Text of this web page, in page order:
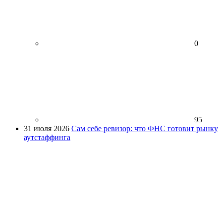
0
95
31 июля 2026 Сам себе ревизор: что ФНС готовит рынку
аутстаффинга